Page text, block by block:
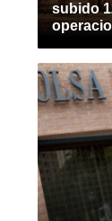
subido